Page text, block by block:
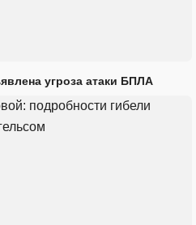
угроза атаки БПЛА